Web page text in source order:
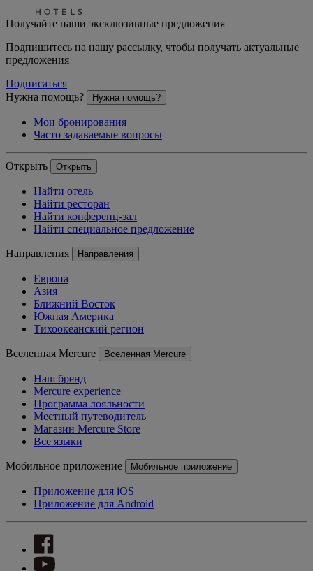
Получайте наши эксклюзивные предложения
Подпишитесь на нашу рассылку, чтобы получать актуальные
предложения
Подписаться
Нужна помощь?
Нужна помощь?
Мои бронирования
Часто задаваемые вопросы
Открыть Открыть
Найти отель
Найти ресторан
Найти конференц-зал
Найти специальное предложение
Направления Направления
Европа
Азия
Ближний Восток
Южная Америка
Тихоокеанский регион
Вселенная Mercure Вселенная Mercure
Наш бренд
Mercure experience
Программа лояльности
Местный путеводитель
Магазин Mercure Store
Все языки
Мобильное приложение Мобильное приложение
Приложение для iOS
Приложение для Android